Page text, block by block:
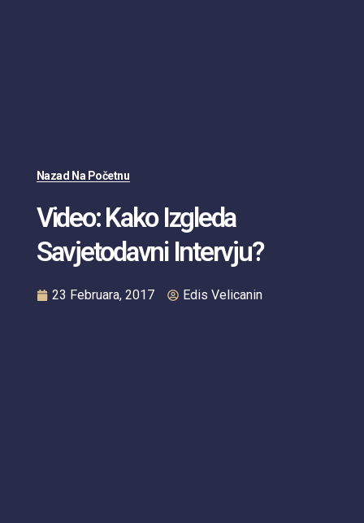
Nazad Na Početnu
Video: Kako Izgleda
Savjetodavni Intervju?
23 Februara, 2017 Edis Velicanin